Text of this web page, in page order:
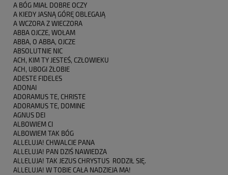
A BÓG MIAŁ DOBRE OCZY
A KIEDY JASNĄ GÓRĘ OBLEGAJĄ
A WCZORA Z WIECZORA
ABBA OJCZE, WOŁAM
ABBA, O ABBA, OJCZE
ABSOLUTNIE NIC
ACH, KIM TY JESTEŚ, CZŁOWIEKU
ACH, UBOGI ŻŁOBIE
ADESTE FIDELES
ADONAI
ADORAMUS TE, CHRISTE
ADORAMUS TE, DOMINE
AGNUS DEI
ALBOWIEM CI
ALBOWIEM TAK BÓG
ALLELUJA! CHWALCIE PANA
ALLELUJA! PAN DZIŚ NAWIEDZA
ALLELUJA! TAK JEZUS CHRYSTUS RODZIŁ SIĘ.
ALLELUJA! W TOBIE CAŁA NADZIEJA MA!